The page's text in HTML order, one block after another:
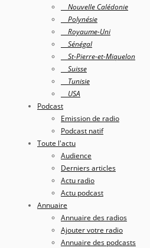
Nouvelle Calédonie
Polynésie
Royaume-Uni
Sénégal
St-Pierre-et-Miquelon
Suisse
Tunisie
USA
Podcast
Emission de radio
Podcast natif
Toute l'actu
Audience
Derniers articles
Actu radio
Actu podcast
Annuaire
Annuaire des radios
Ajouter votre radio
Annuaire des podcasts